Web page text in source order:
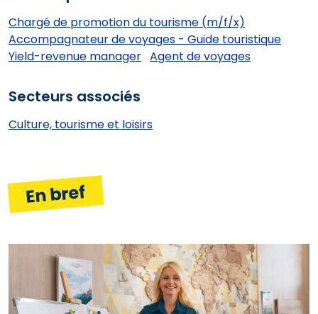
Chargé de promotion du tourisme (m/f/x)
Accompagnateur de voyages - Guide touristique
Yield-revenue manager Agent de voyages
Secteurs associés
Culture, tourisme et loisirs
En bref